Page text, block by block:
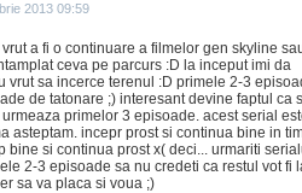
2013 09:59
a fi o continuare a filmelor gen skyline
ceva pe parcurs :D la inceput imi da
vrut sa incerce terenul :D primele 2-3
de tatonare ;) interesant devine faptul ca
primelor 3 episoade. acest serial
asteptam. incepr prost si continua bine in
bine si continua prost x( deci... urmariti
2-3 episoade sa nu credeti ca restul vot fi
sa va placa si voua ;)